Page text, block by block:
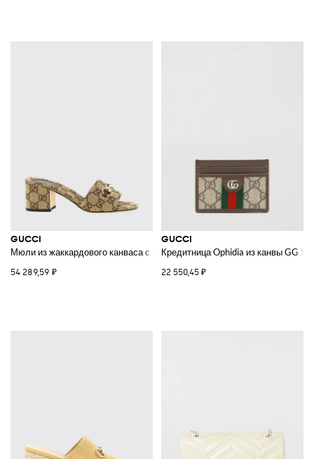
GUCCI
Мюли из жаккардового канваса с монограммой GG
54 289,59 ₽
GUCCI
Кредитница Ophidia из канвы GG
22 550,45 ₽